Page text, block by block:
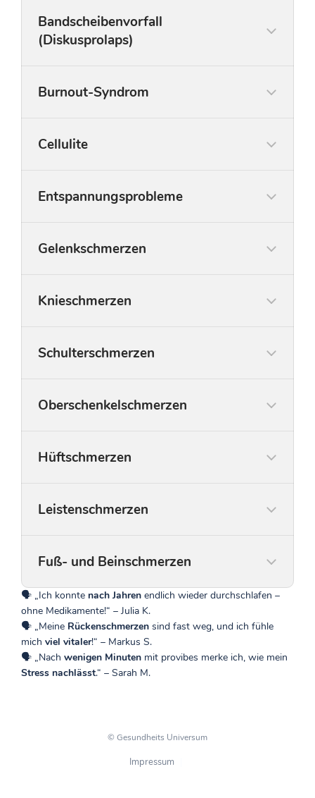
Bandscheibenvorfall
(Diskusprolaps)
Burnout-Syndrom
Cellulite
Entspannungsprobleme
Gelenkschmerzen
Knieschmerzen
Schulterschmerzen
Oberschenkelschmerzen
Hüftschmerzen
Leistenschmerzen
Fuß- und Beinschmerzen
🗣 „Ich konnte nach Jahren endlich wieder durchschlafen –
ohne Medikamente!“ – Julia K.
🗣 „Meine Rückenschmerzen sind fast weg, und ich fühle
mich viel vitaler!“ – Markus S.
🗣 „Nach wenigen Minuten mit provibes merke ich, wie mein
Stress nachlässt.“ – Sarah M.
© Gesundheits Universum
Impressum